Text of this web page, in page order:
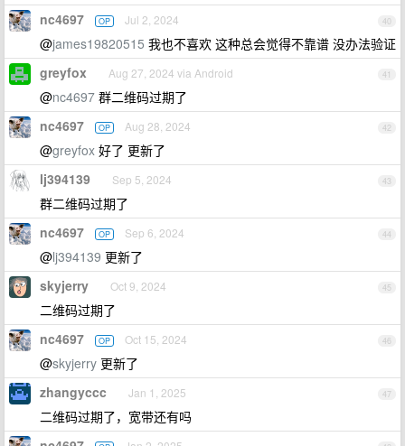
40
nc4697 OP Jul 2, 2024
@james19820515 我也不喜欢 这种总会觉得不靠谱 没办法验证
41
greyfox Aug 27, 2024 via Android
@nc4697 群二维码过期了
42
nc4697 OP Aug 28, 2024
@greyfox 好了 更新了
43
lj394139 Sep 5, 2024
群二维码过期了
44
nc4697 OP Sep 6, 2024
@lj394139 更新了
45
skyjerry Oct 9, 2024
二维码过期了
46
nc4697 OP Oct 15, 2024
@skyjerry 更新了
47
zhangyccc Jan 1, 2025
二维码过期了，宽带还有吗